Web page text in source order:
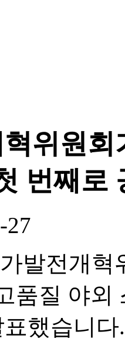
위원
번째로
27
발전개
품질 야외
했습니다.